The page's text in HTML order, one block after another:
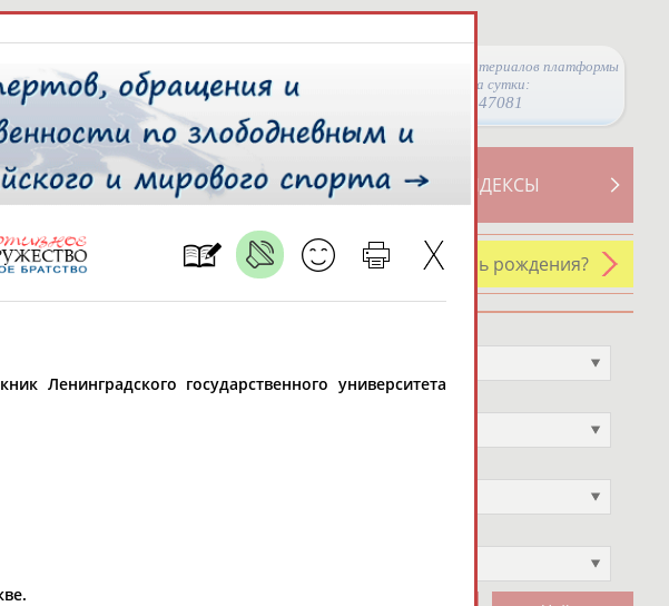
Просмотры материалов платформы
за сутки:
47081
СВОДНЫЕ ИНДЕКСЫ
ТАБЛО АКТИВНОСТИ
У кого сегодня день рождения?
спортсменов
Ленинградского государственного университета